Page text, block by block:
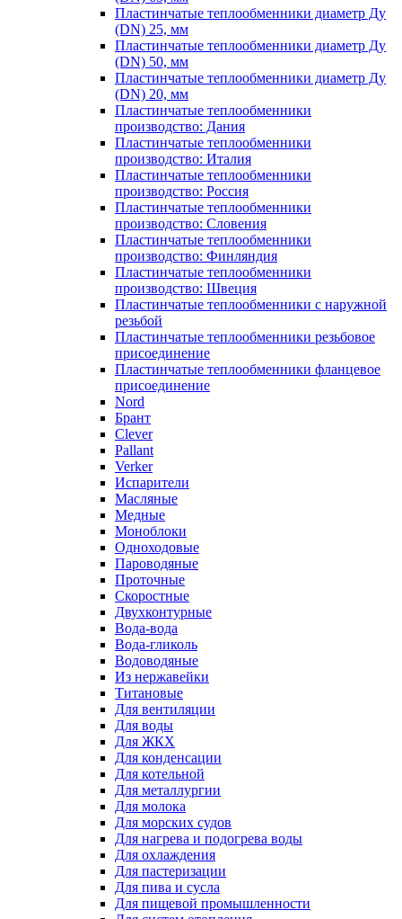
Пластинчатые теплообменники диаметр Ду
(DN) 25, мм
Пластинчатые теплообменники диаметр Ду
(DN) 50, мм
Пластинчатые теплообменники диаметр Ду
(DN) 20, мм
Пластинчатые теплообменники
производство: Дания
Пластинчатые теплообменники
производство: Италия
Пластинчатые теплообменники
производство: Россия
Пластинчатые теплообменники
производство: Словения
Пластинчатые теплообменники
производство: Финляндия
Пластинчатые теплообменники
производство: Швеция
Пластинчатые теплообменники с наружной
резьбой
Пластинчатые теплообменники резьбовое
присоединение
Пластинчатые теплообменники фланцевое
присоединение
Nord
Брант
Clever
Pallant
Verker
Испарители
Масляные
Медные
Моноблоки
Одноходовые
Пароводяные
Проточные
Скоростные
Двухконтурные
Вода-вода
Вода-гликоль
Водоводяные
Из нержавейки
Титановые
Для вентиляции
Для воды
Для ЖКХ
Для конденсации
Для котельной
Для металлургии
Для молока
Для морских судов
Для нагрева и подогрева воды
Для охлаждения
Для пастеризации
Для пива и сусла
Для пищевой промышленности